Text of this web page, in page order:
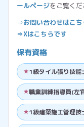
ールページをご覧くだ
⇒お問い合わせはこ
⇒Xはこちらです
保有資格
1級タイル張り技能
職業訓練指導員(左
1級建築施工管理技